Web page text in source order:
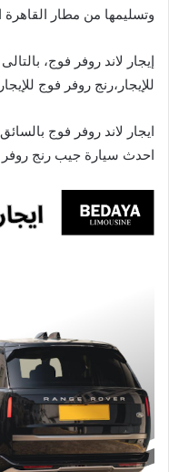
وتسليمها من مطار القاهرة
إيجار لاند روفر فوج،
للإيجار،رنج روفر فوج
ايجار لاند روفر فوج
احدث سيارة جيب رنج